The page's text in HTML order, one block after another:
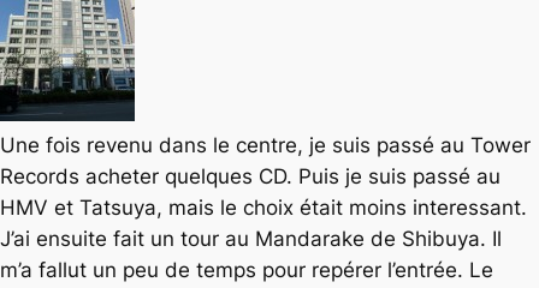
Une fois revenu dans le centre, je suis passé au Tower
Records acheter quelques CD. Puis je suis passé au
HMV et Tatsuya, mais le choix était moins interessant.
J’ai ensuite fait un tour au Mandarake de Shibuya. Il
m’a fallut un peu de temps pour repérer l’entrée. Le